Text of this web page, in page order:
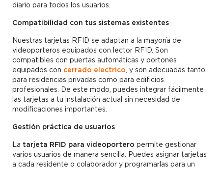
diario para todos los usuarios.
Compatibilidad con tus sistemas existentes
Nuestras tarjetas RFID se adaptan a la mayoría de
videoporteros equipados con lector RFID. Son
compatibles con puertas automáticas y portones
equipados con cerrado electrico , y son adecuadas tanto
para residencias privadas como para edificios
profesionales. De este modo, puedes integrar fácilmente
las tarjetas a tu instalación actual sin necesidad de
modificaciones importantes.
Gestión práctica de usuarios
La tarjeta RFID para videoportero permite gestionar
varios usuarios de manera sencilla. Puedes asignar tarjetas
a cada residente o colaborador y programarlas para un